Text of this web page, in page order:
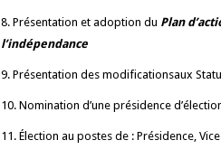
8. Présentation et adoption du Plan
l’indépendance
9. Présentation des modificationsaux
10. Nomination d’une présidence
11. Élection au postes de : Présidence,